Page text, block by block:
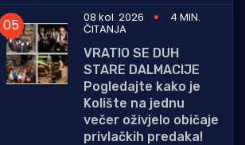
08 kol. 2026
4 MIN.
ČITANJA
VRATIO SE DUH
STARE DALMACIJE
Pogledajte kako je
Kolište na jednu
večer oživjelo običaje
privlačkih predaka!